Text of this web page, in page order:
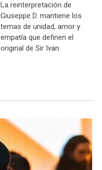
La reinterpretación de
Giuseppe D. mantiene los
temas de unidad, amor y
empatía que definen el
original de Sir Ivan.